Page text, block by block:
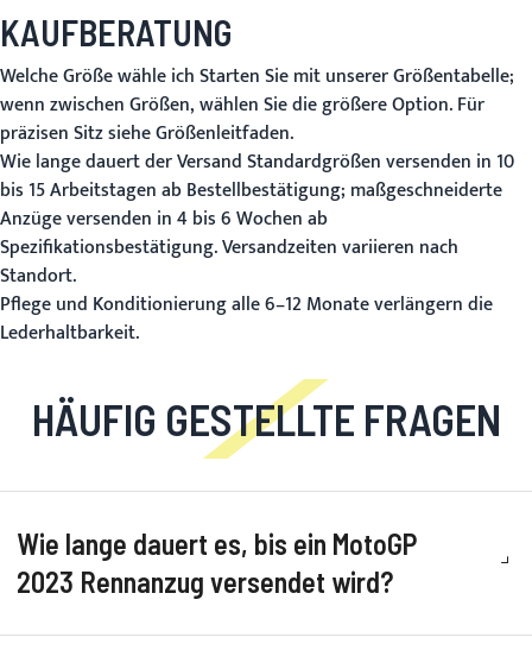
KAUFBERATUNG
Welche Größe wähle ichStarten Sie mit unserer Größentabelle;
wenn zwischen Größen, wählen Sie die größere Option. Für
präzisen Sitz sieheGrößenleitfaden.
Wie lange dauert der VersandStandardgrößen versenden in 10
bis 15 Arbeitstagen ab Bestellbestätigung; maßgeschneiderte
Anzüge versenden in 4 bis 6 Wochen ab
Spezifikationsbestätigung. Versandzeiten variieren nach
Standort.
Pflege und Konditionierung alle 6–12 Monate verlängern die
Lederhaltbarkeit.
HÄUFIG GESTELLTE FRAGEN
Wie lange dauert es, bis ein MotoGP
2023 Rennanzug versendet wird?